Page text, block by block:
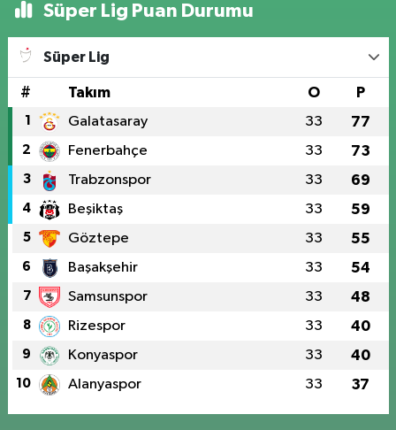
Süper Lig Puan Durumu
Süper Lig
# Takım O P
1 Galatasaray 33 77
2 Fenerbahçe 33 73
3 Trabzonspor 33 69
4 Beşiktaş 33 59
5 Göztepe 33 55
6 Başakşehir 33 54
7 Samsunspor 33 48
8 Rizespor 33 40
9 Konyaspor 33 40
10 Alanyaspor 33 37